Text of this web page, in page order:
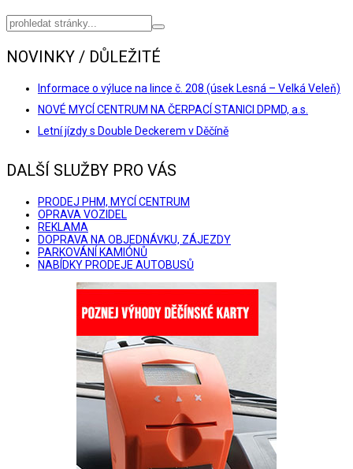
NOVINKY / DŮLEŽITÉ
Informace o výluce na lince č. 208 (úsek Lesná – Velká Veleň)
NOVÉ MYCÍ CENTRUM NA ČERPACÍ STANICI DPMD, a.s.
Letní jízdy s Double Deckerem v Děčíně
DALŠÍ SLUŽBY PRO VÁS
PRODEJ PHM, MYCÍ CENTRUM
OPRAVA VOZIDEL
REKLAMA
DOPRAVA NA OBJEDNÁVKU, ZÁJEZDY
PARKOVÁNÍ KAMIÓNŮ
NABÍDKY PRODEJE AUTOBUSŮ